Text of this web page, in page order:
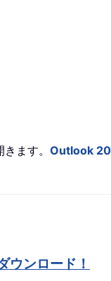
ます。 Outlook
ウンロード！